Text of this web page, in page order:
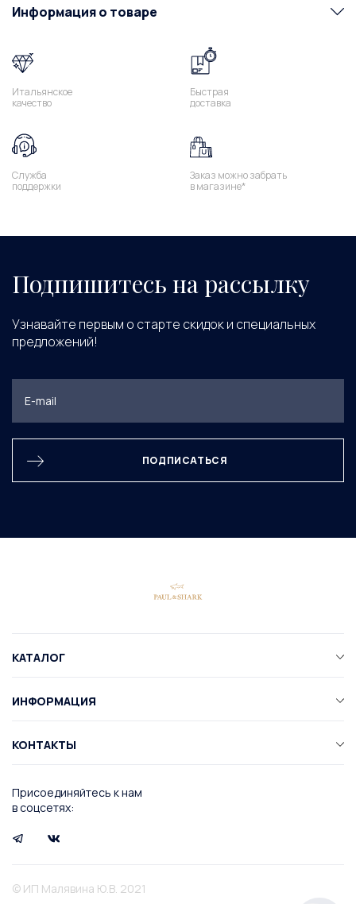
Информация о товаре
Итальянское
качество
Быстрая
доставка
Служба
поддержки
Заказ можно забрать
в магазине*
Подпишитесь на рассылку
Узнавайте первым о старте скидок и специальных
предложений!
ПОДПИСАТЬСЯ
Присоединяйтесь к нам
в соцсетях:
КАТАЛОГ
ИНФОРМАЦИЯ
КОНТАКТЫ
© ИП Малявина Ю.В. 2021